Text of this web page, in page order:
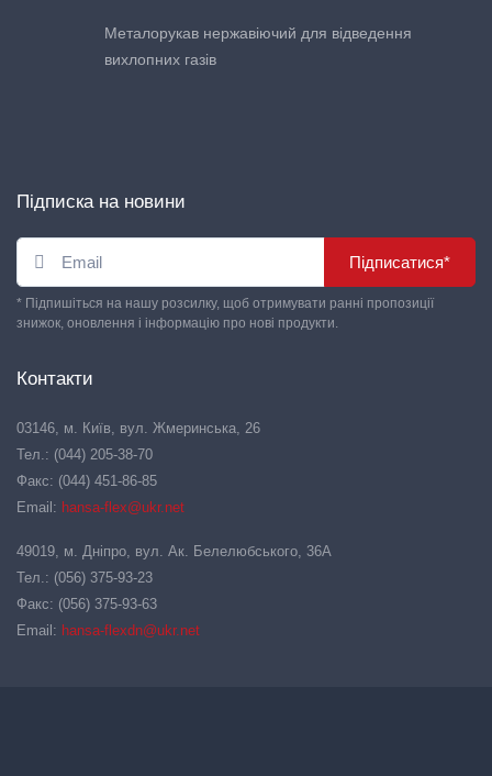
Металорукав нержавіючий для відведення
вихлопних газів
Підписка на новини
Підписатися*
* Підпишіться на нашу розсилку, щоб отримувати ранні пропозиції
знижок, оновлення і інформацію про нові продукти.
Контакти
03146, м. Київ, вул. Жмеринська, 26
Тел.: (044) 205-38-70
Факс: (044) 451-86-85
Email: hansa-flex@ukr.net
49019, м. Дніпро, вул. Ак. Белелюбського, 36А
Тел.: (056) 375-93-23
Факс: (056) 375-93-63
Email: hansa-flexdn@ukr.net